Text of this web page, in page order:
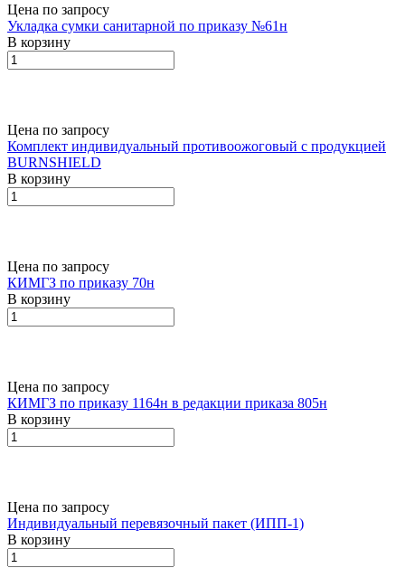
Цена по запросу
Укладка сумки санитарной по приказу №61н
В корзину
Цена по запросу
Комплект индивидуальный противоожоговый с продукцией
BURNSHIELD
В корзину
Цена по запросу
КИМГЗ по приказу 70н
В корзину
Цена по запросу
КИМГЗ по приказу 1164н в редакции приказа 805н
В корзину
Цена по запросу
Индивидуальный перевязочный пакет (ИПП-1)
В корзину